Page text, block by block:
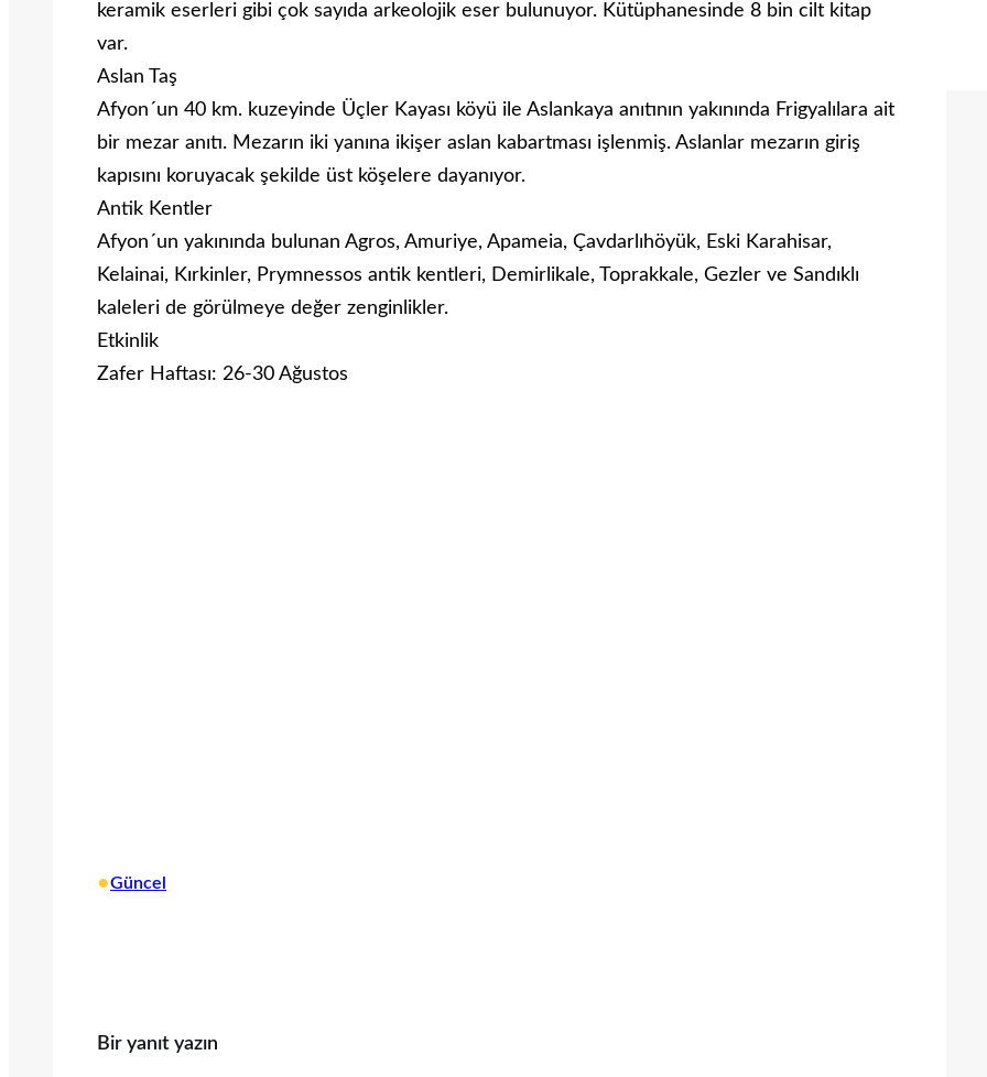
keramik eserleri gibi çok sayıda arkeolojik eser bulunuyor. Kütüphanesinde 8 bin cilt kitap
var.
Aslan Taş
Afyon´un 40 km. kuzeyinde Üçler Kayası köyü ile Aslankaya anıtının yakınında Frigyalılara ait
bir mezar anıtı. Mezarın iki yanına ikişer aslan kabartması işlenmiş. Aslanlar mezarın giriş
kapısını koruyacak şekilde üst köşelere dayanıyor.
Antik Kentler
Afyon´un yakınında bulunan Agros, Amuriye, Apameia, Çavdarlıhöyük, Eski Karahisar,
Kelainai, Kırkinler, Prymnessos antik kentleri, Demirlikale, Toprakkale, Gezler ve Sandıklı
kaleleri de görülmeye değer zenginlikler.
Etkinlik
Zafer Haftası: 26-30 Ağustos
•Güncel
Bir yanıt yazın